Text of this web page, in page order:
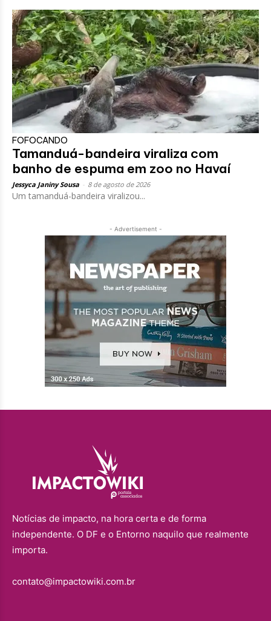
FOFOCANDO
Tamanduá-bandeira viraliza com
banho de espuma em zoo no Havaí
Jessyca Janiny Sousa 8 de agosto de 2026
Um tamanduá-bandeira viralizou...
- Advertisement -
Notícias de impacto, na hora certa e de forma
independente. O DF e o Entorno naquilo que realmente
importa.
contato@impactowiki.com.br